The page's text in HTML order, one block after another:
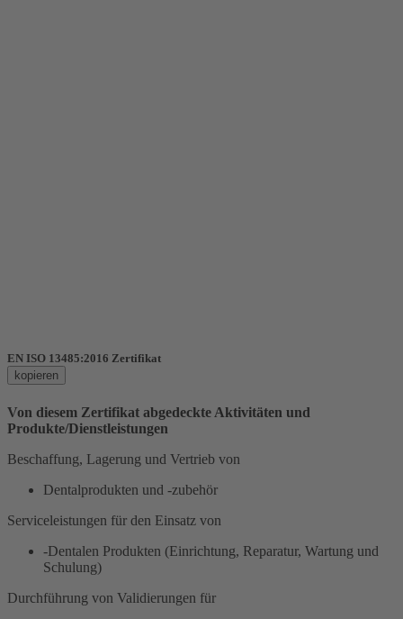
EN ISO 13485:2016 Zertifikat
kopieren
Von diesem Zertifikat abgedeckte Aktivitäten und
Produkte/Dienstleistungen
Beschaffung, Lagerung und Vertrieb von
Dentalprodukten und -zubehör
Serviceleistungen für den Einsatz von
-Dentalen Produkten (Einrichtung, Reparatur, Wartung und
Schulung)
Durchführung von Validierungen für